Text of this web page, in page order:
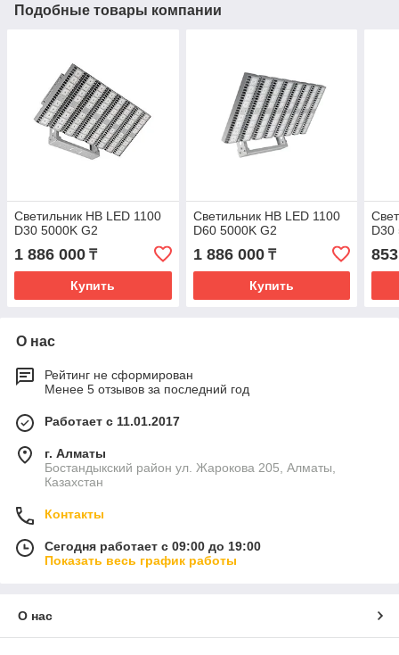
Подобные товары компании
Светильник HB LED 1100
D30 5000K G2
1 886 000 ₸
Купить
Светильник HB LED 1100
D60 5000K G2
1 886 000₸
Купить
D30
О нас
Рейтинг не сформирован
Менее 5 отзывов за последний год
Работает с 11.01.2017
г. Алматы
Бостандыкский район ул. Жарокова 205, Алматы,
Казахстан
Контакты
Сегодня работает с 09:00 до 19:00
Показать весь график работы
О нас